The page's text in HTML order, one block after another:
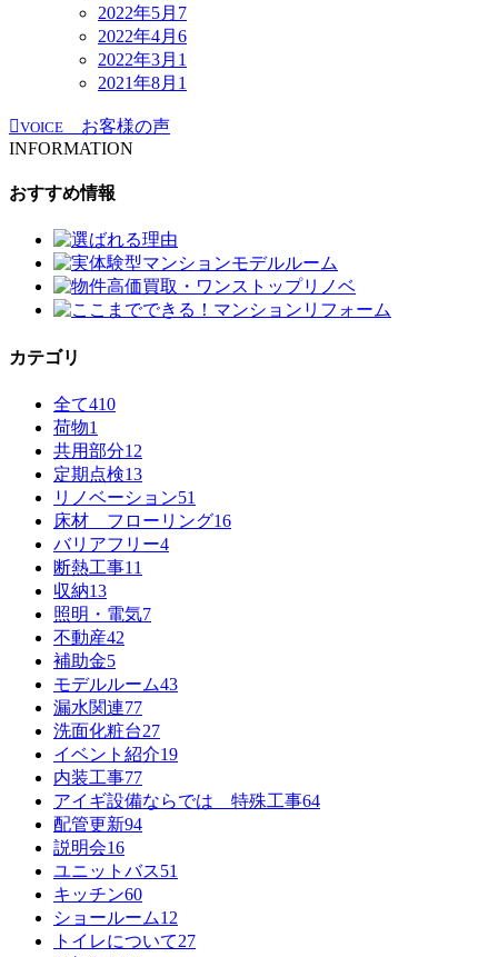
2022年5月 7
2022年4月 6
2022年3月 1
2021年8月 1
VOICE
お客様の声
INFORMATION
おすすめ情報
カテゴリ
全て410
荷物1
共用部分12
定期点検13
リノベーション51
床材 フローリング16
バリアフリー4
断熱工事11
収納13
照明・電気7
不動産42
補助金5
モデルルーム43
漏水関連77
洗面化粧台27
イベント紹介19
内装工事77
アイギ設備ならでは 特殊工事64
配管更新94
説明会16
ユニットバス51
キッチン60
ショールーム12
トイレについて27